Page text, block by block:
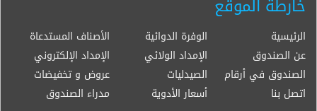
الرئيسية الوفرة الدوائية
الأصناف المستدعاة
عن الصندوق
الإمداد الولائي
الإمداد الإلكتروني
الصندوق في أرقام
الصيدليات
عروض و تخفيضات
اتصل بنا
أسعار الأدوية مدراء الصندوق